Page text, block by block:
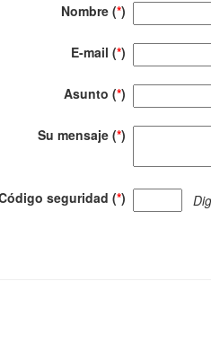
Nombre (*)
E-mail (*)
Asunto (*)
Su mensaje (*)
seguridad (*)